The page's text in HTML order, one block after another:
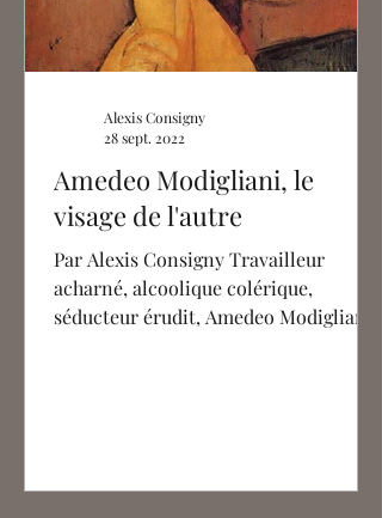
Amedeo Modigliani, le
visage de l'autre
Par Alexis Consigny Travailleur
acharné, alcoolique colérique,
séducteur érudit, Amedeo Modigliani
Alexis Consigny
28 sept. 2022